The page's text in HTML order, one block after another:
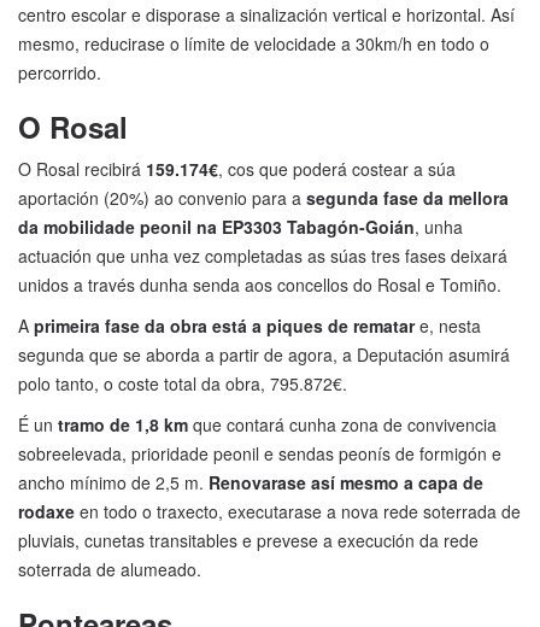
centro escolar e disporase a sinalización vertical e horizontal. Así
mesmo, reducirase o límite de velocidade a 30km/h en todo o
percorrido.
O Rosal
O Rosal recibirá 159.174€, cos que poderá costear a súa
aportación (20%) ao convenio para a segunda fase da mellora
da mobilidade peonil na EP3303 Tabagón-Goián, unha
actuación que unha vez completadas as súas tres fases deixará
unidos a través dunha senda aos concellos do Rosal e Tomiño.
A primeira fase da obra está a piques de rematare, nesta
segunda que se aborda a partir de agora, a Deputación asumirá
polo tanto, o coste total da obra, 795.872€.
É un tramo de 1,8 km que contará cunha zona de convivencia
sobreelevada, prioridade peonil e sendas peonís de formigón e
ancho mínimo de 2,5 m. Renovarase así mesmo a capa de
rodaxe en todo o traxecto, executarase a nova rede soterrada de
pluviais, cunetas transitables e prevese a execución da rede
soterrada de alumeado.